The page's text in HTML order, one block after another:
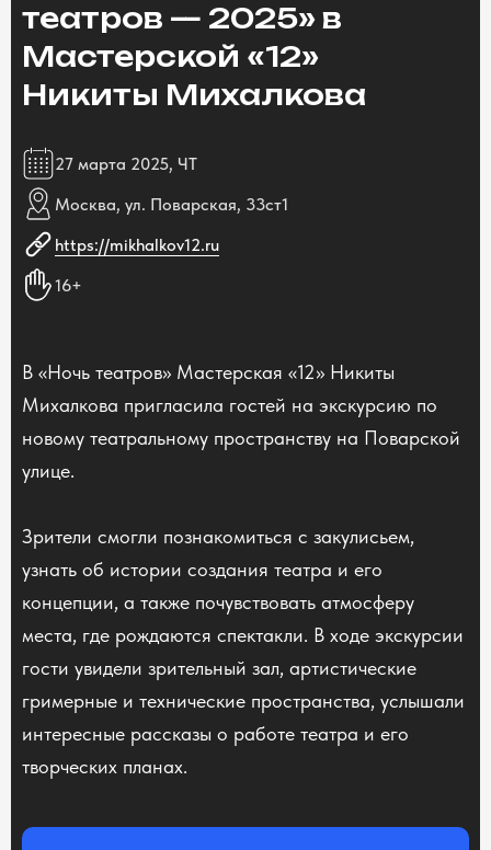
театров — 2025» в
Мастерской «12»
Никиты Михалкова
27 марта 2025, ЧТ
Москва, ул. Поварская, 33ст1
https://mikhalkov12.ru
16+
В «Ночь театров» Мастерская «12» Никиты
Михалкова пригласила гостей на экскурсию по
новому театральному пространству на Поварской
улице.
Зрители смогли познакомиться с закулисьем,
узнать об истории создания театра и его
концепции, а также почувствовать атмосферу
места, где рождаются спектакли. В ходе экскурсии
гости увидели зрительный зал, артистические
гримерные и технические пространства, услышали
интересные рассказы о работе театра и его
творческих планах.